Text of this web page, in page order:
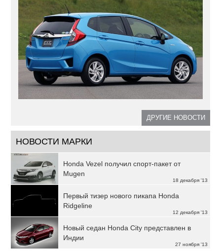
ДРУГИЕ НОВОСТИ
НОВОСТИ МАРКИ
18 декабря '13
Honda Vezel получил спорт-пакет от
Mugen
12 декабря '13
Первый тизер нового пикапа Honda
Ridgeline
27 ноября '13
Новый седан Honda City представлен в
Индии